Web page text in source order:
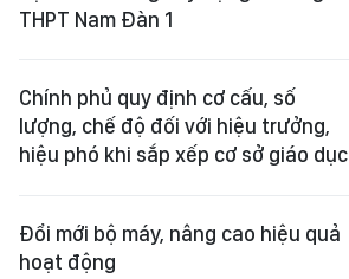
THPT Nam Đàn 1
Chính phủ quy định cơ cấu, số
lượng, chế độ đối với hiệu trưởng,
hiệu phó khi sắp xếp cơ sở giáo dục
Đổi mới bộ máy, nâng cao hiệu quả
hoạt động